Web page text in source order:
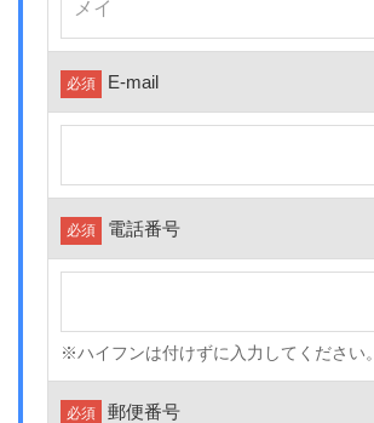
必須 E-mail
必須 電話番号
※ハイフンは付けずに入力してください。
必須 郵便番号